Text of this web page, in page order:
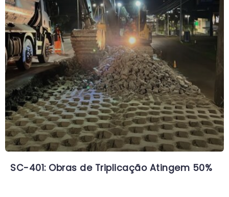
SC-401: Obras de Triplicação Atingem 50%